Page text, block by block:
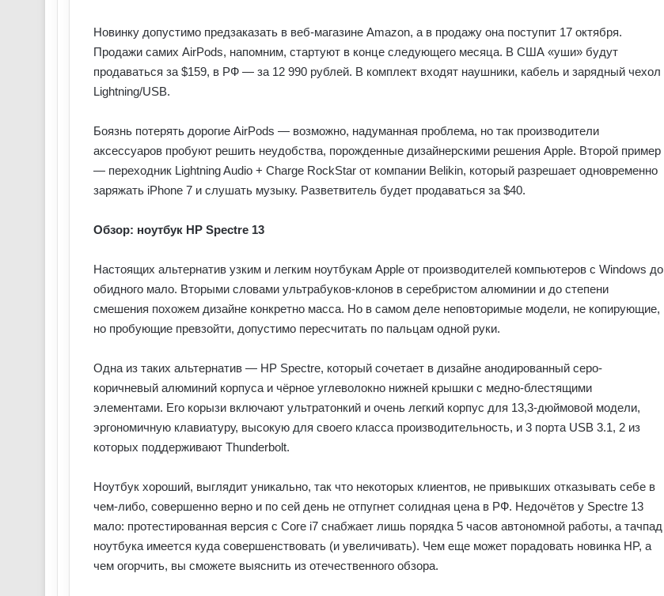
Новинку допустимо предзаказать в веб-магазине Amazon, а в продажу она поступит 17 октября.
Продажи самих AirPods, напомним, стартуют в конце следующего месяца. В США «уши» будут
продаваться за $159, в РФ — за 12 990 рублей. В комплект входят наушники, кабель и зарядный чехол
Lightning/USB.
Боязнь потерять дорогие AirPods — возможно, надуманная проблема, но так производители
аксессуаров пробуют решить неудобства, порожденные дизайнерскими решения Apple. Второй пример
— переходник Lightning Audio + Charge RockStar от компании Belikin, который разрешает одновременно
заряжать iPhone 7 и слушать музыку. Разветвитель будет продаваться за $40.
Обзор: ноутбук HP Spectre 13
Настоящих альтернатив узким и легким ноутбукам Apple от производителей компьютеров с Windows до
обидного мало. Вторыми словами ультрабуков-клонов в серебристом алюминии и до степени
смешения похожем дизайне конкретно масса. Но в самом деле неповторимые модели, не копирующие,
но пробующие превзойти, допустимо пересчитать по пальцам одной руки.
Одна из таких альтернатив — HP Spectre, который сочетает в дизайне анодированный серо-
коричневый алюминий корпуса и чёрное углеволокно нижней крышки с медно-блестящими
элементами. Его корызи включают ультратонкий и очень легкий корпус для 13,3-дюймовой модели,
эргономичную клавиатуру, высокую для своего класса производительность, и 3 порта USB 3.1, 2 из
которых поддерживают Thunderbolt.
Ноутбук хороший, выглядит уникально, так что некоторых клиентов, не привыкших отказывать себе в
чем-либо, совершенно верно и по сей день не отпугнет солидная цена в РФ. Недочётов у Spectre 13
мало: протестированная версия с Core i7 снабжает лишь порядка 5 часов автономной работы, а тачпад
ноутбука имеется куда совершенствовать (и увеличивать). Чем еще может порадовать новинка HP, а
чем огорчить, вы сможете выяснить из отечественного обзора.